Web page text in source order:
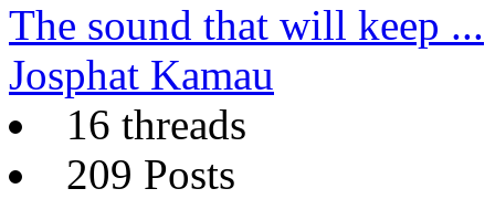
The sound that will keep ...
Josphat Kamau
16 threads
209 Posts